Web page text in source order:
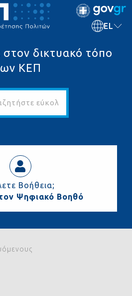
EL
δικτυακό τόπο
ΚΕΠ
εύκολα και γρήγορα...
Βοήθεια;
Ψηφιακό Βοηθό